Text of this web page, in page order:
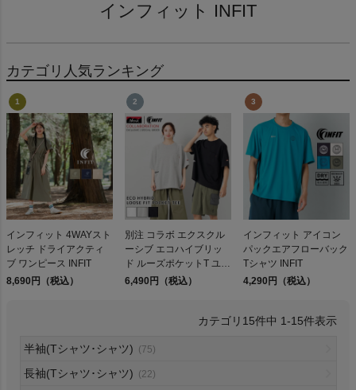
検索
商品が見つからない方はこちら
On
インフィット INFIT
カテゴリ人気ランキング
インフィット 4WAYスト
レッチ ドライアクティ
ブ ワンピース INFIT
8,690円（税込）
別注 コラボ エクスクル
ーシブ エコハイブリッ
ド ルーズポケットT ユニ
セックスナンガ インフ
6,490円（税込）
インフィット アイコン
パックエアフローバック
Tシャツ INFIT
4,290円（税込）
15件中 1-15件表示
半袖(Tシャツ･シャツ) (75)
長袖(Tシャツ･シャツ) (22)